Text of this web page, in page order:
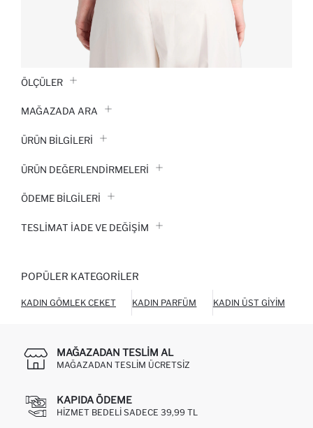
ÖLÇÜLER
MAĞAZADA ARA
ÜRÜN BILGILERI
ÜRÜN DEĞERLENDİRMELERİ
ÖDEME BİLGİLERİ
TESLIMAT İADE VE DEĞIŞIM
POPÜLER KATEGORILER
KADIN GÖMLEK CEKET KADIN PARFÜM KADIN ÜST GIYIM
MAĞAZADAN TESLIM AL
MAĞAZADAN TESLIM ÜCRETSIZ
KAPIDA ÖDEME
HIZMET BEDELI SADECE 39,99 TL